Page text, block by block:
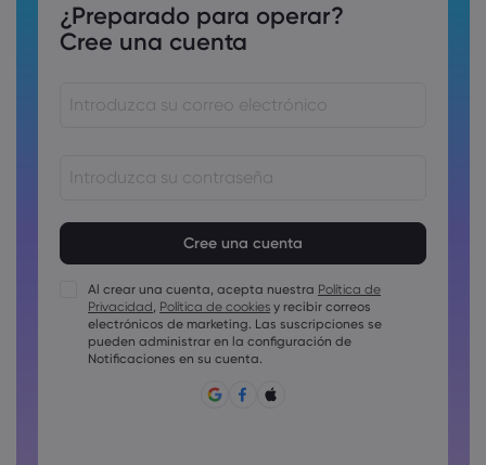
¿Preparado para operar?
Cree una cuenta
Las contraseñas deben incluir al menos un carácter en
mayúscula
Las contraseñas deben incluir al menos un carácter en
minúscula
Al crear una cuenta, acepta nuestra Política de
Privacidad, Política de cookies y recibir correos
electrónicos de marketing. Las suscripciones se
pueden administrar en la configuración de
Notificaciones en su cuenta.